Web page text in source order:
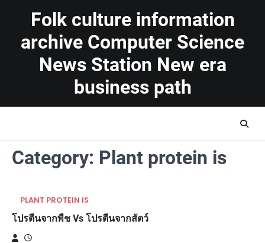
Folk culture information
archive Computer Science
News Station New era
business path
Category: Plant protein is
PLANT PROTEIN IS
โปรตีนจากพืช Vs โปรตีนจากสัตว์